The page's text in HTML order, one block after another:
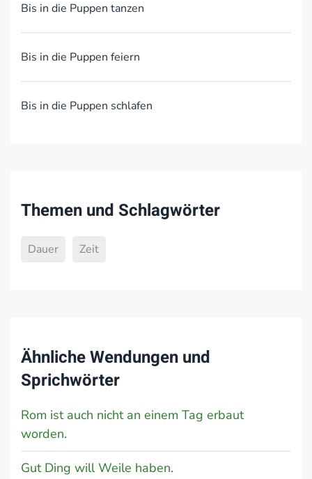
Bis in die Puppen tanzen
Bis in die Puppen feiern
Bis in die Puppen schlafen
Themen und Schlagwörter
Dauer Zeit
Ähnliche Wendungen und
Sprichwörter
Rom ist auch nicht an einem Tag erbaut
worden.
Gut Ding will Weile haben.